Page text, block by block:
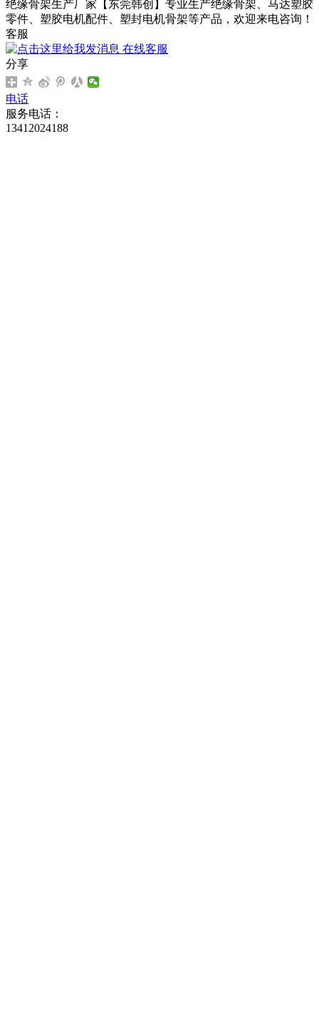
绝缘骨架生产厂家【东莞韩创】专业生产绝缘骨架、马达塑胶
零件、塑胶电机配件、塑封电机骨架等产品，欢迎来电咨询！
客服
在线客服
分享
电话
服务电话：
13412024188